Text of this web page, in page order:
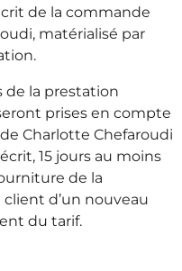
de la commande
matérialisé par
de la prestation
prises en compte
Charlotte Chefaroudi
15 jours au moins
de la
d’un nouveau
du tarif.